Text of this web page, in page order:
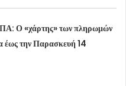
Ο «χάρτης» των πληρωμών
έως την Παρασκευή 14